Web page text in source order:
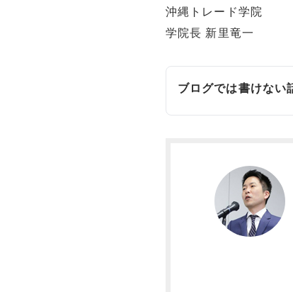
沖縄トレード学院
学院長 新里竜一
ブログでは書けない